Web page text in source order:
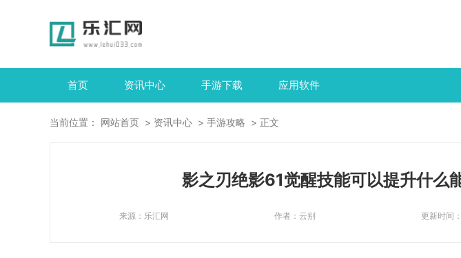
首页 资讯中心 手游下载 应用软件
当前位置： 网站首页 资讯中心 手游攻略 正文
影之刃绝影61觉醒技能可以提升什么
来源： 乐汇网 作者： 云别 更新时间：